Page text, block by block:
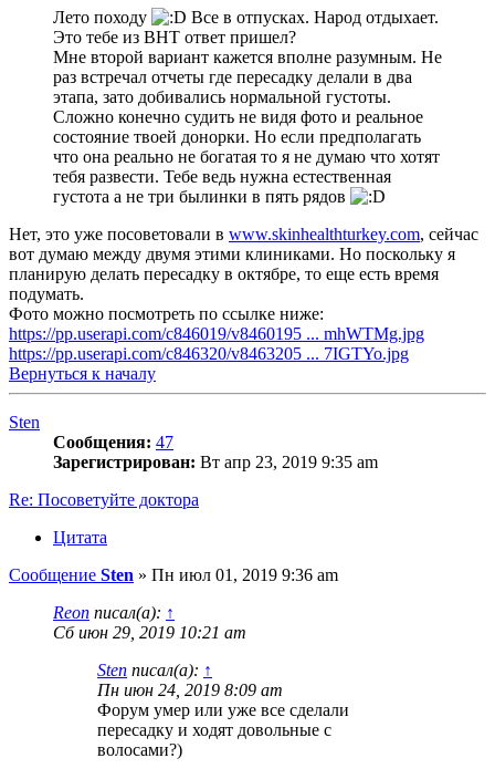
Лето походу
Все в отпусках. Народ отдыхает.
Это тебе из BHT ответ пришел?
Мне второй вариант кажется вполне разумным. Не
раз встречал отчеты где пересадку делали в два
этапа, зато добивались нормальной густоты.
Сложно конечно судить не видя фото и реальное
состояние твоей донорки. Но если предполагать
что она реально не богатая то я не думаю что хотят
тебя развести. Тебе ведь нужна естественная
густота а не три былинки в пять рядов
Нет, это уже посоветовали в www.skinhealthturkey.com, сейчас
вот думаю между двумя этими клиниками. Но поскольку я
планирую делать пересадку в октябре, то еще есть время
подумать.
Фото можно посмотреть по ссылке ниже:
https://pp.userapi.com/c846019/v8460195 ... mhWTMg.jpg
https://pp.userapi.com/c846320/v8463205 ... 7IGTYo.jpg
Вернуться к началу
Sten
Сообщения: 47
Зарегистрирован: Вт апр 23, 2019 9:35 am
Re: Посоветуйте доктора
Цитата
Сообщение Sten » Пн июл 01, 2019 9:36 am
Reon писал(а): ↑
Сб июн 29, 2019 10:21 am
Sten писал(а): ↑
Пн июн 24, 2019 8:09 am
Форум умер или уже все сделали
пересадку и ходят довольные с
волосами?)